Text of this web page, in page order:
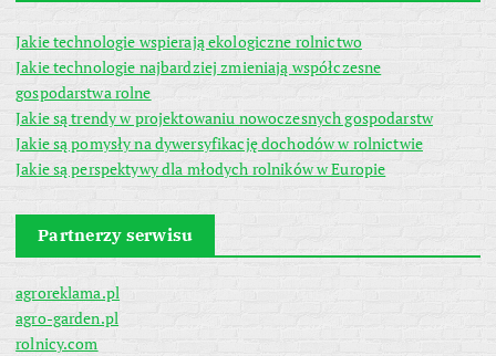
Jakie technologie wspierają ekologiczne rolnictwo
Jakie technologie najbardziej zmieniają współczesne
gospodarstwa rolne
Jakie są trendy w projektowaniu nowoczesnych gospodarstw
Jakie są pomysły na dywersyfikację dochodów w rolnictwie
Jakie są perspektywy dla młodych rolników w Europie
Partnerzy serwisu
agroreklama.pl
agro-garden.pl
rolnicy.com